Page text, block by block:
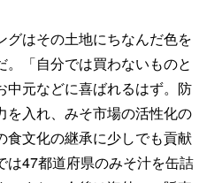
グはその土地にちなんだ色を
「自分では買わないものと
中元などに喜ばれるはず。防
を入れ、みそ市場の活性化の
食文化の継承に少しでも貢献
は47都道府県のみそ汁を缶詰